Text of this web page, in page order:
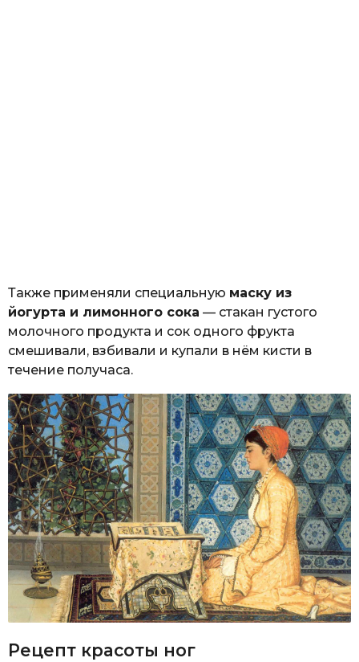
Также применяли специальную маску из
йогурта и лимонного сока — стакан густого
молочного продукта и сок одного фрукта
смешивали, взбивали и купали в нём кисти в
течение получаса.
Рецепт красоты ног